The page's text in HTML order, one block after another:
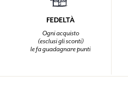
FEDELTÀ
Ogni acquisto
(esclusi gli sconti)
le fa guadagnare punti